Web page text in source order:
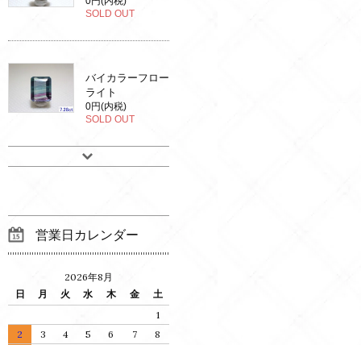
SOLD OUT
バイカラーフロー
ライト
0円(内税)
SOLD OUT
営業日カレンダー
2026年8月
日
月 火 水 木 金
土
1
2
3 4 5 6 7 8